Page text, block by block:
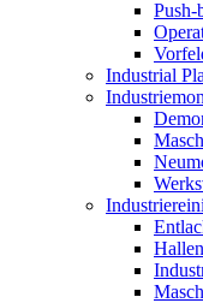
Push-
Industrial